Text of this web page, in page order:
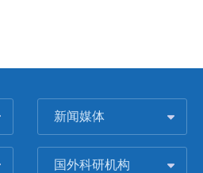
新闻媒体
国外科研机构